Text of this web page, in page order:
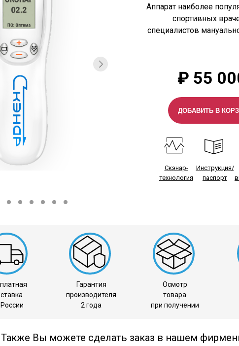
Аппарат наиболее
спортивных
специалистов
Скэнар-
технология
Инструкция/
паспорт
₽ 55
ДОБАВИТЬ В
Гарантия
производителя
2 года
Осмотр
товара
при получении
Также Вы можете сделать заказ в нашем